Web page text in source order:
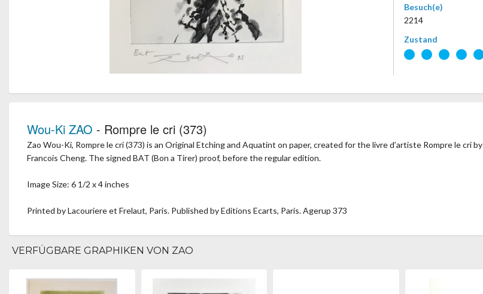
Besuch(e)
2214
Zustand
Wou-Ki ZAO - Rompre le cri (373)
Zao Wou-Ki, Rompre le cri (373) is an Original Etching and Aquatint on paper, created for the livre d’artiste Rompre le cri by
Francois Cheng. The signed BAT (Bon a Tirer) proof, before the regular edition.
Image Size: 6 1/2 x 4 inches
Printed by Lacouriere et Frelaut, Paris. Published by Editions Ecarts, Paris. Agerup 373
VERFÜGBARE GRAPHIKEN VON ZAO